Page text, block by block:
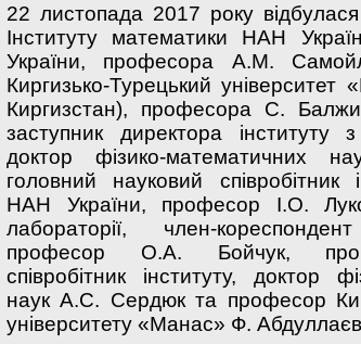
22 листопада 2017 року
Інституту математики НАН
України, професора А.М.
Киргизько-Турецький університет
Киргизстан), професора С.
заступник директора інституту
доктор фізико-математичних
головний науковий співробітник
НАН України, професор І.О.
лабораторії, член-
професор О.А. Бойчук,
співробітник інституту, доктор
наук А.С. Сердюк та професор
університету «Манас» Ф.